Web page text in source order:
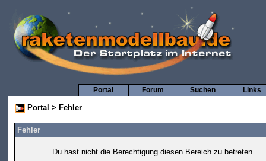
Links
Suchen
Forum
Portal
Portal > Fehler
Fehler
Du hast nicht die Berechtigung diesen Bereich zu betreten